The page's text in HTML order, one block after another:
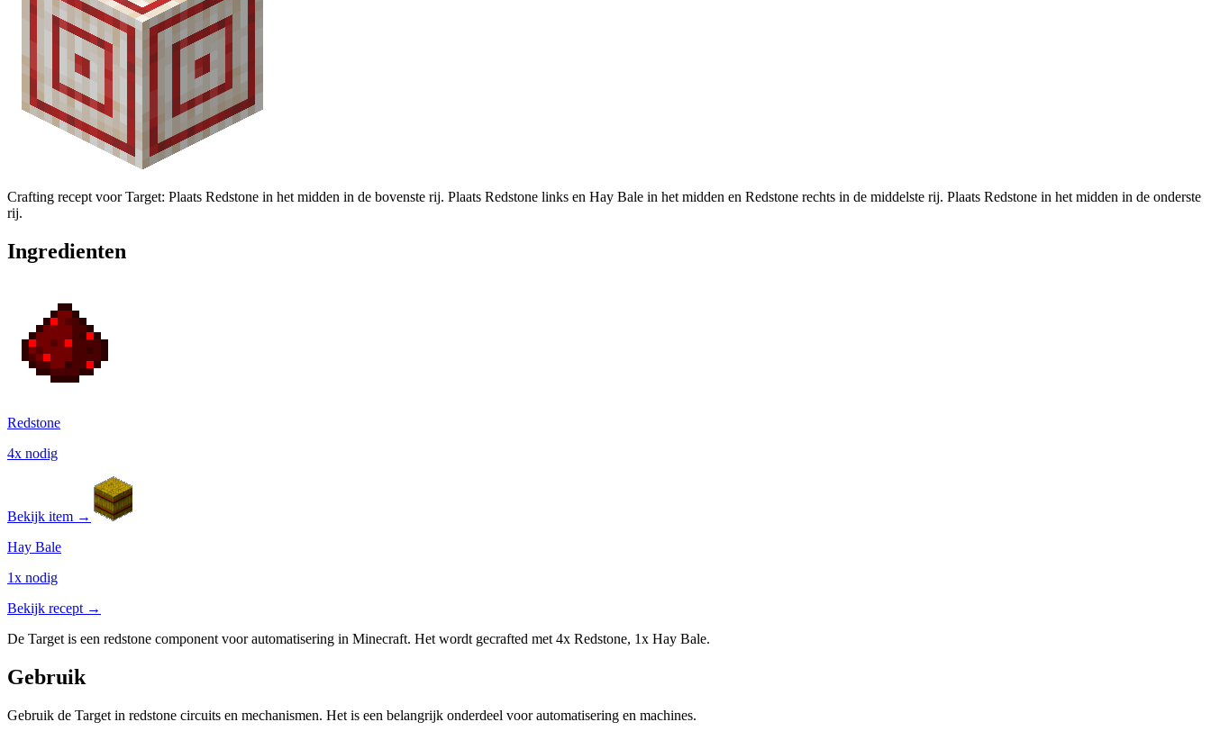
Crafting recept voor Target: Plaats Redstone in het midden in de bovenste rij. Plaats Redstone links en Hay Bale in het midden en Redstone rechts in de middelste rij. Plaats Redstone in het midden in de onderste
rij.
Ingredienten
Redstone
4x nodig
Bekijk item →
Hay Bale
1x nodig
Bekijk recept →
De Target is een redstone component voor automatisering in Minecraft. Het wordt gecrafted met 4x Redstone, 1x Hay Bale.
Gebruik
Gebruik de Target in redstone circuits en mechanismen. Het is een belangrijk onderdeel voor automatisering en machines.